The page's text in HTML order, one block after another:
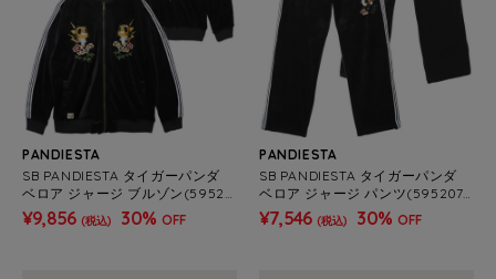
PANDIESTA
SB PANDIESTA タイガーパンダ
ベロア ジャージ ブルゾン(59520
6 MENS/WOMENS)
¥9,856 (税込) 30% OFF
PANDIESTA
SB PANDIESTA タイガーパンダ
ベロア ジャージ パンツ(595207
MENS/WOMENS)
¥7,546 (税込) 30% OFF